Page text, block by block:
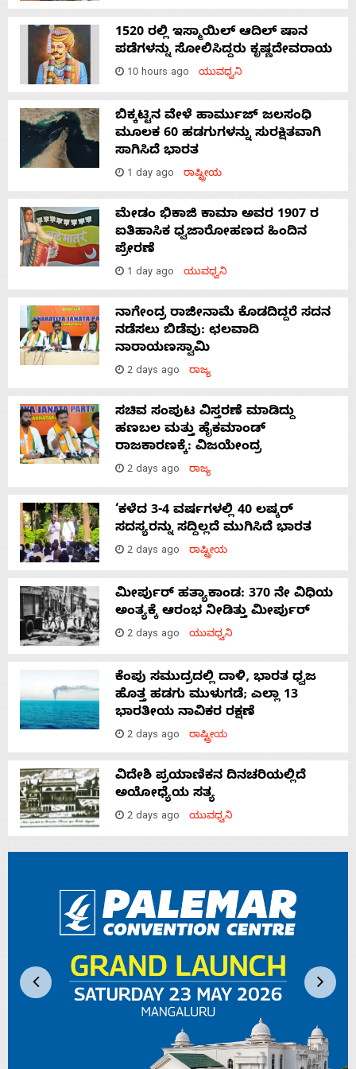
1520 ರಲ್ಲಿ ಇಸ್ಮಾಯಿಲ್ ಆದಿಲ್ ಷಾನ
ಪಡೆಗಳನ್ನು ಸೋಲಿಸಿದ್ದರು ಕೃಷ್ಣದೇವರಾಯ
10 hours ago ಯುವಧ್ವನಿ
ಬಿಕ್ಕಟ್ಟಿನ ವೇಳೆ ಹಾರ್ಮುಜ್ ಜಲಸಂಧಿ
ಮೂಲಕ 60 ಹಡಗುಗಳನ್ನು ಸುರಕ್ಷಿತವಾಗಿ
ಸಾಗಿಸಿದೆ ಭಾರತ
1 day ago ರಾಷ್ಟ್ರೀಯ
ಮೇಡಂ ಭಿಕಾಜಿ ಕಾಮಾ ಅವರ 1907 ರ
ಐತಿಹಾಸಿಕ ಧ್ವಜಾರೋಹಣದ ಹಿಂದಿನ
ಪ್ರೇರಣೆ
1 day ago ಯುವಧ್ವನಿ
ನಾಗೇಂದ್ರ ರಾಜೀನಾಮೆ ಕೊಡದಿದ್ದರೆ ಸದನ
ನಡೆಸಲು ಬಿಡೆವು: ಛಲವಾದಿ
ನಾರಾಯಣಸ್ವಾಮಿ
2 days ago ರಾಜ್ಯ
ಸಚಿವ ಸಂಪುಟ ವಿಸ್ತರಣೆ ಮಾಡಿದ್ದು
ಹಣಬಲ ಮತ್ತು ಹೈಕಮಾಂಡ್
ರಾಜಕಾರಣಕ್ಕೆ: ವಿಜಯೇಂದ್ರ
2 days ago ರಾಜ್ಯ
‘ಕಳೆದ 3-4 ವರ್ಷಗಳಲ್ಲಿ 40 ಲಷ್ಕರ್
ಸದಸ್ಯರನ್ನು ಸದ್ದಿಲ್ಲದೆ ಮುಗಿಸಿದೆ ಭಾರತ
2 days ago ರಾಷ್ಟ್ರೀಯ
ಮೀರ್ಪುರ್ ಹತ್ಯಾಕಾಂಡ: 370 ನೇ ವಿಧಿಯ
ಅಂತ್ಯಕ್ಕೆ ಆರಂಭ ನೀಡಿತ್ತು ಮೀರ್ಪುರ್
2 days ago ಯುವಧ್ವನಿ
ಕೆಂಪು ಸಮುದ್ರದಲ್ಲಿ ದಾಳಿ, ಭಾರತ ಧ್ವಜ
ಹೊತ್ತ ಹಡಗು ಮುಳುಗಡೆ; ಎಲ್ಲಾ 13
ಭಾರತೀಯ ನಾವಿಕರ ರಕ್ಷಣೆ
2 days ago ರಾಷ್ಟ್ರೀಯ
ವಿದೇಶಿ ಪ್ರಯಾಣಿಕನ ದಿನಚರಿಯಲ್ಲಿದೆ
ಅಯೋಧ್ಯೆಯ ಸತ್ಯ
2 days ago ಯುವಧ್ವನಿ